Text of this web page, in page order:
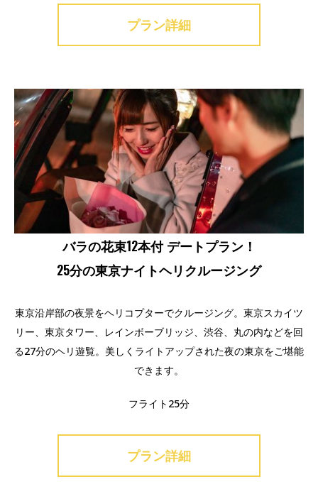
プラン詳細
バラの花束12本付 デートプラン！
25分の東京ナイトヘリクルージング
東京沿岸部の夜景をヘリコプターでクルージング。東京スカイツ
リー、東京タワー、レインボーブリッジ、渋谷、丸の内などを回
る27分のヘリ遊覧。美しくライトアップされた夜の東京をご堪能
できます。
フライト25分
プラン詳細